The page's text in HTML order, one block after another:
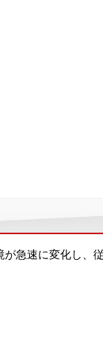
急速に変化し、